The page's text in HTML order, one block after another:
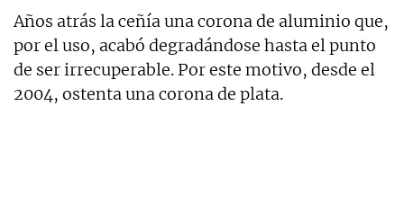
Años atrás la ceñía una corona de aluminio que,
por el uso, acabó degradándose hasta el punto
de ser irrecuperable. Por este motivo, desde el
2004, ostenta una corona de plata.